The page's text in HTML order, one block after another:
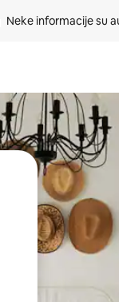
Neke informacije su